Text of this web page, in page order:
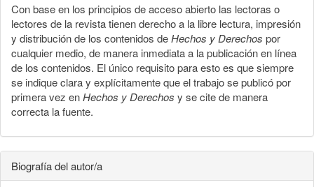
Con base en los principios de acceso abierto las lectoras o
lectores de la revista tienen derecho a la libre lectura, impresión
y distribución de los contenidos deHechos y Derechos por
cualquier medio, de manera inmediata a la publicación en línea
de los contenidos. El único requisito para esto es que siempre
se indique clara y explícitamente que el trabajo se publicó por
primera vez enHechos y Derechos y se cite de manera
correcta la fuente.
Biografía del autor/a